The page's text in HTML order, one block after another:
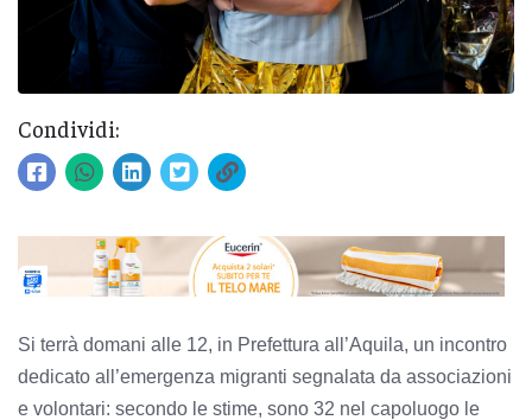
Condividi:
Si terrà domani alle 12, in Prefettura all’Aquila, un incontro
dedicato all’emergenza migranti segnalata da associazioni
e volontari: secondo le stime, sono 32 nel capoluogo le